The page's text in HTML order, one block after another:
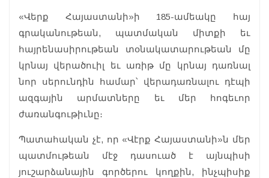
«Վերք Հայաստանի»ի 185-ամեակը հայ
գրականութեան, պատմական միտքի եւ
հայրենասիրութեան տօնակատարութեան մը
կրնայ վերածուիլ եւ առիթ մը կրնայ դառնալ
նոր սերունդին համար՝ վերադառնալու դէպի
ազգային արմատները եւ մեր հոգեւոր
ժառանգութիւնը։
Պատահական չէ, որ «Վէրք Հայաստանի»ն մեր
պատմութեան մէջ դասուած է այնպիսի
յուշարձանային գործերու կողքին, ինչպիսիք